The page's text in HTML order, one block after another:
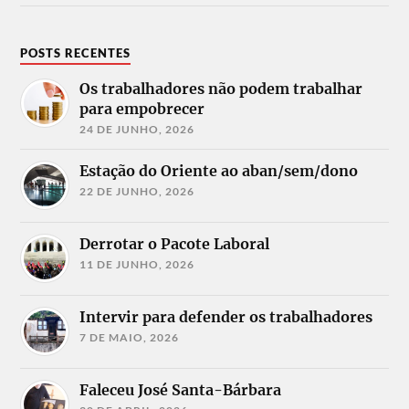
POSTS RECENTES
Os trabalhadores não podem trabalhar
para empobrecer
24 DE JUNHO, 2026
Estação do Oriente ao aban/sem/dono
22 DE JUNHO, 2026
Derrotar o Pacote Laboral
11 DE JUNHO, 2026
Intervir para defender os trabalhadores
7 DE MAIO, 2026
Faleceu José Santa-Bárbara